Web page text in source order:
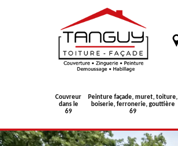
Couvreur
dans le
69
Peinture façade, muret, toiture,
boiserie, ferronerie, gouttière
69